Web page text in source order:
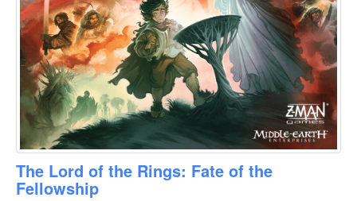
The Lord of the Rings: Fate of the
Fellowship